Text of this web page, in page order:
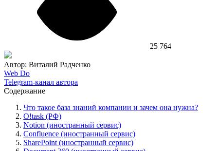
25 764
Автор: Виталий Радченко
Web Do
Telegram-канал автора
Содержание
Что такое база знаний компании и зачем она нужна?
O!task (РФ)
Notion (иностранный сервис)
Confluence (иностранный сервис)
SharePoint (иностранный сервис)